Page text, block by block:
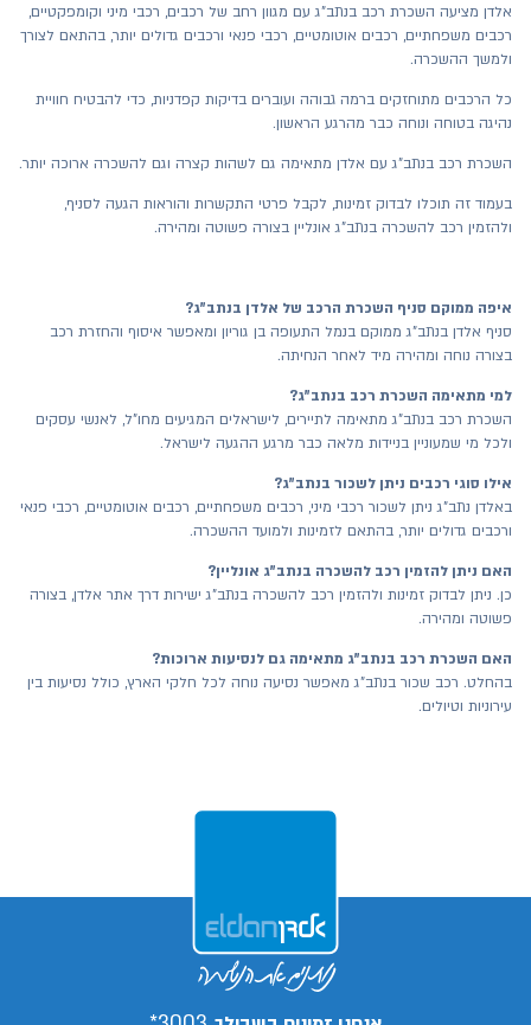
אלדן מציעה השכרת רכב בנתב"ג עם מגוון רחב של רכבים, רכבי מיני וקומפקטיים,
רכבים משפחתיים, רכבים אוטומטיים, רכבי פנאי ורכבים גדולים יותר, בהתאם לצורך
ולמשך ההשכרה.
כל הרכבים מתוחזקים ברמה גבוהה ועוברים בדיקות קפדניות, כדי להבטיח חוויית
נהיגה בטוחה ונוחה כבר מהרגע הראשון.
השכרת רכב בנתב"ג עם אלדן מתאימה גם לשהות קצרה וגם להשכרה ארוכה יותר.
בעמוד זה תוכלו לבדוק זמינות, לקבל פרטי התקשרות והוראות הגעה לסניף,
ולהזמין רכב להשכרה בנתב"ג אונליין בצורה פשוטה ומהירה.
איפה ממוקם סניף השכרת הרכב של אלדן בנתב"ג?
סניף אלדן בנתב"ג ממוקם בנמל התעופה בן גוריון ומאפשר איסוף והחזרת רכב
בצורה נוחה ומהירה מיד לאחר הנחיתה.
למי מתאימה השכרת רכב בנתב"ג?
השכרת רכב בנתב"ג מתאימה לתיירים, לישראלים המגיעים מחו"ל, לאנשי עסקים
ולכל מי שמעוניין בניידות מלאה כבר מרגע ההגעה לישראל.
אילו סוגי רכבים ניתן לשכור בנתב"ג?
באלדן נתב"ג ניתן לשכור רכבי מיני, רכבים משפחתיים, רכבים אוטומטיים, רכבי פנאי
ורכבים גדולים יותר, בהתאם לזמינות ולמועד ההשכרה.
האם ניתן להזמין רכב להשכרה בנתב"ג אונליין?
כן. ניתן לבדוק זמינות ולהזמין רכב להשכרה בנתב"ג ישירות דרך אתר אלדן, בצורה
פשוטה ומהירה.
האם השכרת רכב בנתב"ג מתאימה גם לנסיעות ארוכות?
בהחלט. רכב שכור בנתב"ג מאפשר נסיעה נוחה לכל חלקי הארץ, כולל נסיעות בין
עירוניות וטיולים.